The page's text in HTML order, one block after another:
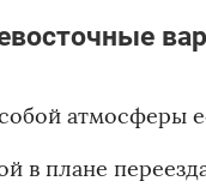
атмосферы
в плане